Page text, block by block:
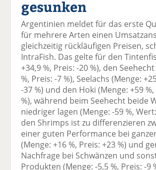
gesunken
Argentinien meldet für das erste
für mehrere Arten einen
gleichzeitig rückläufigen Preisen,
IntraFish. Das gelte für den
+34,9 %, Preis: -20 %), den
%, Preis: -7 %), Seelachs (Menge:
-37 %) und den Hoki (Menge: +59
%), während beim Seehecht beide
niedriger lagen (Menge: -59 %,
den Shrimps ist zu differenzieren
einer guten Performance bei
(Menge: +16 %, Preis: +23 %) und
Nachfrage bei Schwänzen und
Produkten (Menge: -5,5 %, Preis: -9